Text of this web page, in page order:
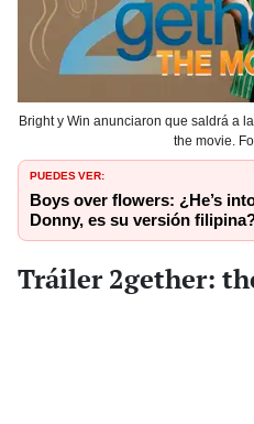
Bright y Win anunciaron que saldrá a
the movie.
PUEDES VER:
Boys over flowers: ¿He’s
Donny, es su versión
Tráiler 2gether: